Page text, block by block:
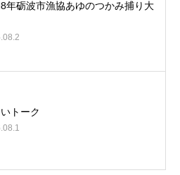
年砺波市漁協あゆのつかみ捕り大
トーク